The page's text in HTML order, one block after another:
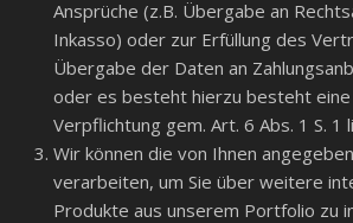
Ansprüche (z.B. Übergabe an
Inkasso) oder zur Erfüllung des
Übergabe der Daten an
oder es besteht hierzu besteht
Verpflichtung gem. Art. 6 Abs. 1 S. 1
Wir können die von Ihnen
verarbeiten, um Sie über weitere
Produkte aus unserem Portfolio zu